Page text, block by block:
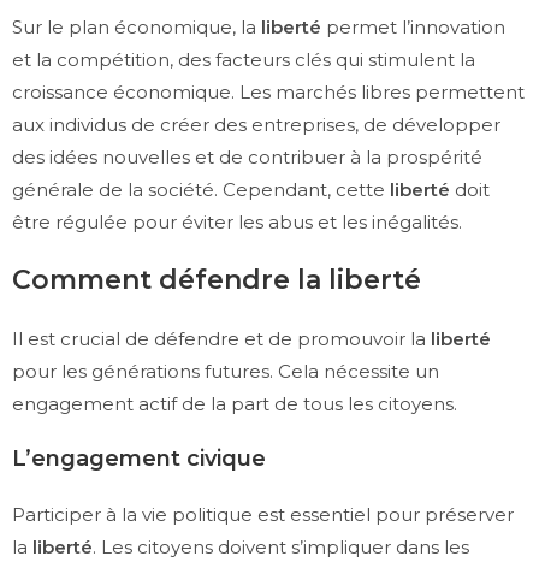
Sur le plan économique, la liberté permet l’innovation
et la compétition, des facteurs clés qui stimulent la
croissance économique. Les marchés libres permettent
aux individus de créer des entreprises, de développer
des idées nouvelles et de contribuer à la prospérité
générale de la société. Cependant, cette liberté doit
être régulée pour éviter les abus et les inégalités.
Comment défendre la liberté
Il est crucial de défendre et de promouvoir la liberté
pour les générations futures. Cela nécessite un
engagement actif de la part de tous les citoyens.
L’engagement civique
Participer à la vie politique est essentiel pour préserver
la liberté. Les citoyens doivent s’impliquer dans les